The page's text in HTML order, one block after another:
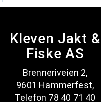
Kleven Jakt &
Fiske AS
Brenneriveien 2,
9601 Hammerfest,
Telefon 78 40 71 40